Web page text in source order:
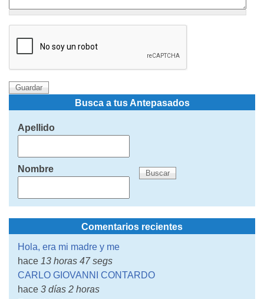
Busca a tus Antepasados
Apellido
Nombre
Comentarios recientes
Hola, era mi madre y me
hace 13 horas 47 segs
CARLO GIOVANNI CONTARDO
hace 3 días 2 horas